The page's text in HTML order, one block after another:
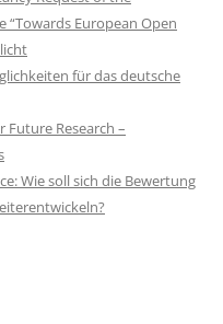
European Open
für das deutsche
Future Research –
Wie soll sich die Bewertung